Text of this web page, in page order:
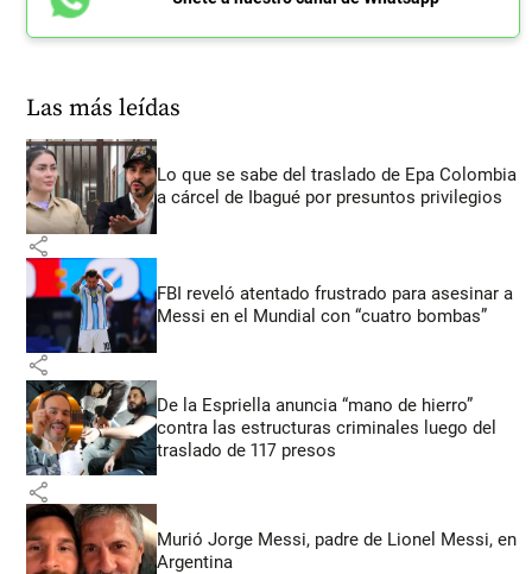
Las más leídas
Lo que se sabe del traslado de Epa Colombia
a cárcel de Ibagué por presuntos privilegios
share
FBI reveló atentado frustrado para asesinar a
Messi en el Mundial con “cuatro bombas”
share
De la Espriella anuncia “mano de hierro”
contra las estructuras criminales luego del
traslado de 117 presos
share
Murió Jorge Messi, padre de Lionel Messi, en
Argentina